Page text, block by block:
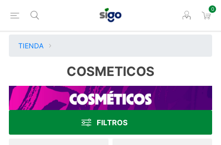
0
TIENDA
COSMETICOS
FILTROS